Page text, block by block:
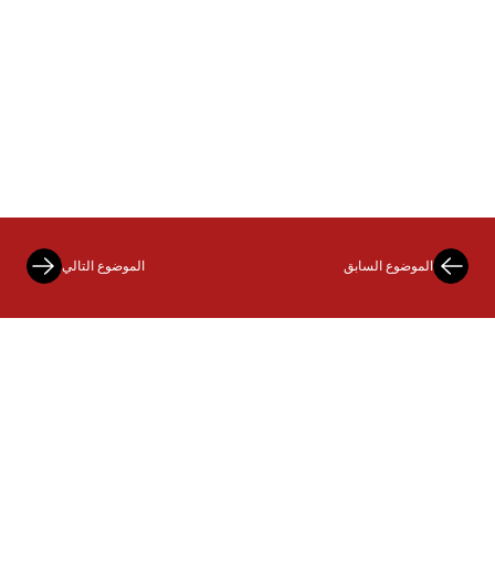
الموضوع السابق الموضوع التالي